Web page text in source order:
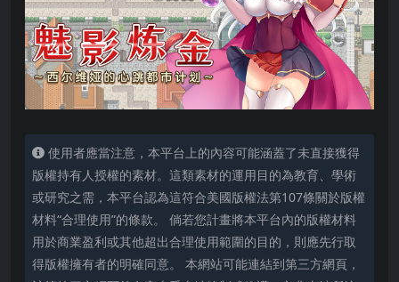
使用者應當注意，本平台上的內容可能涵蓋了未直接獲得
版權持有人授權的素材。這類素材的運用目的為教育、學術
或研究之需，本平台認為這符合美國版權法第107條關於版權
材料“合理使用”的條款。 倘若您計畫將本平台內的版權材料
用於商業盈利或其他超出合理使用範圍的目的，則應先行取
得版權擁有者的明確同意。 本網站可能連結到第三方網頁，